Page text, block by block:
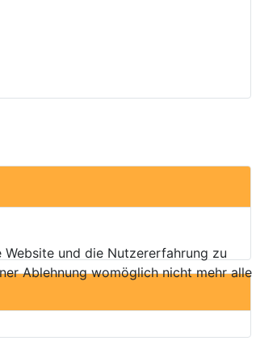
und die Nutzererfahrung zu
Ablehnung womöglich nicht mehr alle